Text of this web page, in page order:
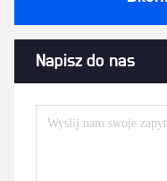
Napisz do nas